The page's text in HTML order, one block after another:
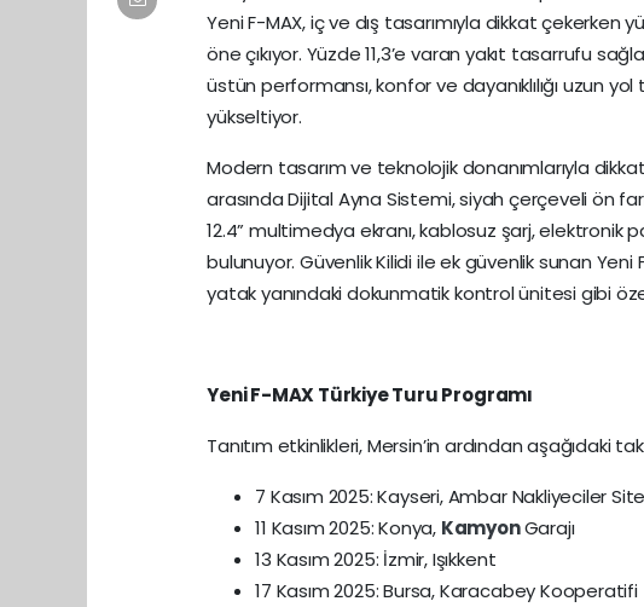
Yeni F-MAX, iç ve dış tasarımıyla dikkat çekerken
öne çıkıyor. Yüzde 11,3’e varan yakıt tasarrufu
üstün performansı, konfor ve dayanıklılığı uzun
yükseltiyor.
Modern tasarım ve teknolojik donanımlarıyla
arasında Dijital Ayna Sistemi, siyah çerçeveli ön
12.4” multimedya ekranı, kablosuz şarj, elektronik
bulunuyor. Güvenlik Kilidi ile ek güvenlik sunan Yeni
yatak yanındaki dokunmatik kontrol ünitesi gibi
Yeni F-MAX Türkiye Turu Programı
Tanıtım etkinlikleri, Mersin’in ardından aşağıdaki
7 Kasım 2025: Kayseri, Ambar Nakliyeciler
11 Kasım 2025: Konya, KamyonGarajı
13 Kasım 2025: İzmir, Işıkkent
17 Kasım 2025: Bursa, Karacabey Kooperatifi